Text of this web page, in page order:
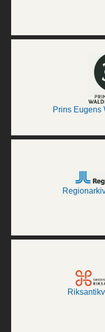
Prins Eugens